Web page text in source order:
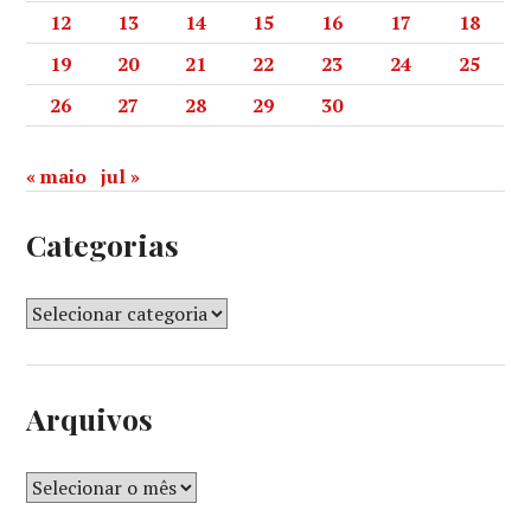
12
13 14 15 16 17
18
19
20 21 22 23 24
25
26
27 28 29 30
« maio jul »
Categorias
Arquivos